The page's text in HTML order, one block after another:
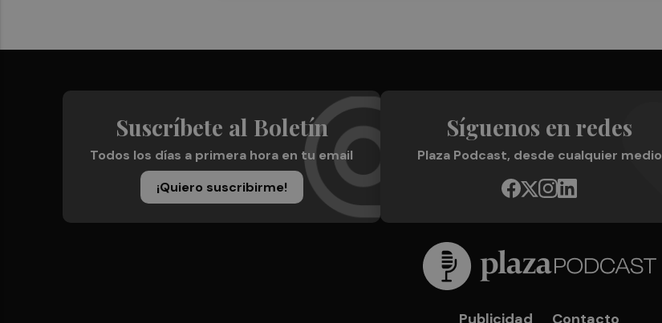
Suscríbete al Boletín
Todos los días a primera hora en tu email
¡Quiero suscribirme!
Síguenos en redes
Plaza Podcast, desde cualquier medio
Publicidad Contacto